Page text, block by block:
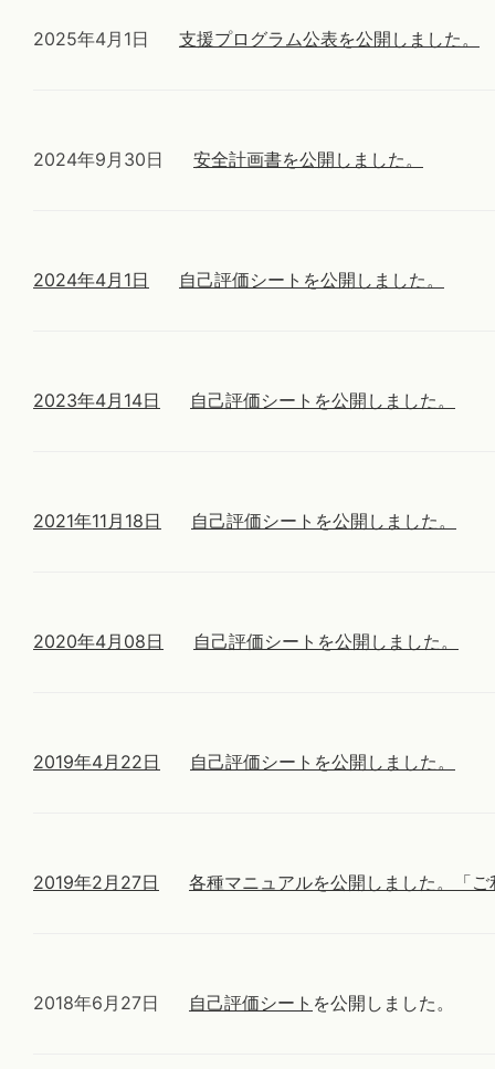
2025年4月1日 支援プログラム公表を公開しました。
2024年9月30日 安全計画書を公開しました。
2024年4月1日 自己評価シートを公開しました。
2023年4月14日 自己評価シートを公開しました。
2021年11月18日 自己評価シートを公開しました。
2020年4月08日 自己評価シートを公開しました。
2019年4月22日 自己評価シートを公開しました。
2019年2月27日 各種マニュアルを公開しました。 「
2018年6月27日 自己評価シート を公開しました。